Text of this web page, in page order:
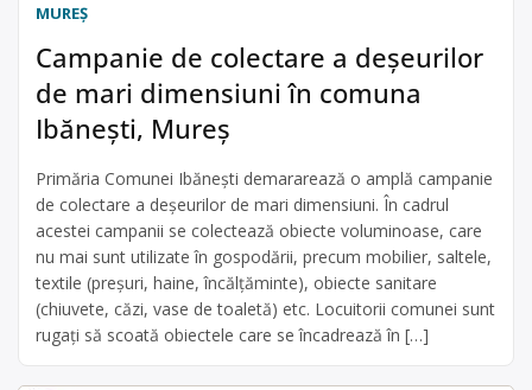
MUREŞ
Campanie de colectare a deşeurilor
de mari dimensiuni în comuna
Ibănești, Mureș
Primăria Comunei Ibăneşti demararează o amplă campanie
de colectare a deşeurilor de mari dimensiuni. În cadrul
acestei campanii se colectează obiecte voluminoase, care
nu mai sunt utilizate în gospodării, precum mobilier, saltele,
textile (preșuri, haine, încălțăminte), obiecte sanitare
(chiuvete, căzi, vase de toaletă) etc. Locuitorii comunei sunt
rugaţi să scoată obiectele care se încadrează în […]